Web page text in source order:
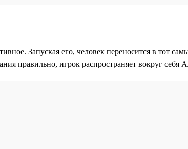
Запуская его, человек переносится в
правильно, игрок распространяет вокруг